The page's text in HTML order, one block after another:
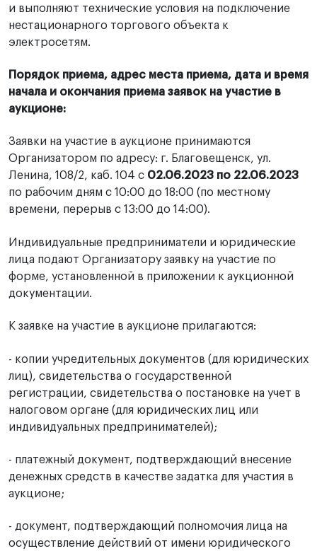
и выполняют технические условия на подключение
нестационарного торгового объекта к
электросетям.
Порядок приема, адрес места приема, дата и время
начала и окончания приема заявок на участие в
аукционе:
Заявки на участие в аукционе принимаются
Организатором по адресу: г. Благовещенск, ул.
Ленина, 108/2, каб. 104 с 02.06.2023 по 22.06.2023
по рабочим дням с 10:00 до 18:00 (по местному
времени, перерыв с 13:00 до 14:00).
Индивидуальные предприниматели и юридические
лица подают Организатору заявку на участие по
форме, установленной в приложении к аукционной
документации.
К заявке на участие в аукционе прилагаются:
- копии учредительных документов (для юридических
лиц), свидетельства о государственной
регистрации, свидетельства о постановке на учет в
налоговом органе (для юридических лиц или
индивидуальных предпринимателей);
- платежный документ, подтверждающий внесение
денежных средств в качестве задатка для участия в
аукционе;
- документ, подтверждающий полномочия лица на
осуществление действий от имени юридического